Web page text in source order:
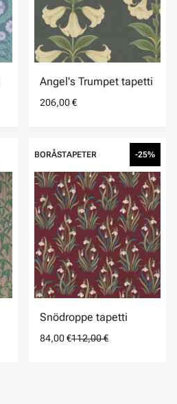
Angel's Trumpet tapetti
206,00 €
BORÅSTAPETER -25%
Snödroppe tapetti
84,00 €112,00 €